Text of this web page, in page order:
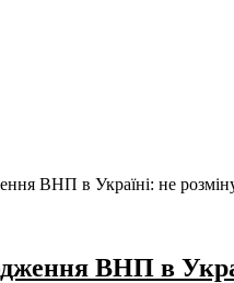
ВНП в Україні: не
ВНП в